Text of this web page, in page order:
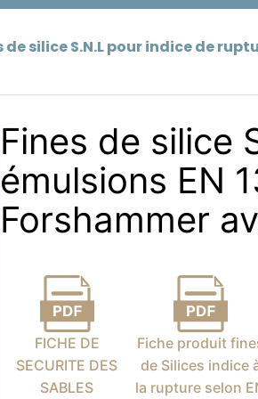
de silice S.N.L pour indice de
Fines de silice
émulsions EN
Forshammer
FICHE DE
SECURITE DES
SABLES
Fiche produit
de Silices indice
la rupture selon